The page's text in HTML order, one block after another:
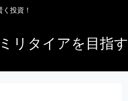
く投資！
リタイアを目指す